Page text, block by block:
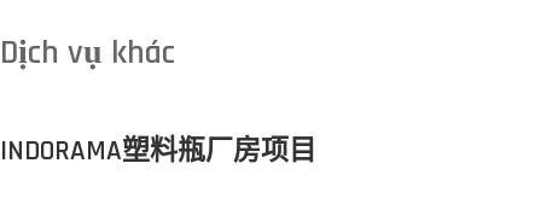
Dịch vụ khác
INDORAMA塑料瓶厂房项目